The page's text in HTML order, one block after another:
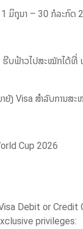
1 ມິຖຸນາ – 30 ກໍລະກົດ
ຮີບຟ້າວໄປສະໝັກໄດ້ທີ່
ຍັງ Visa ສຳລັບການສ
Cup 2026
Debit or Credit
privileges: